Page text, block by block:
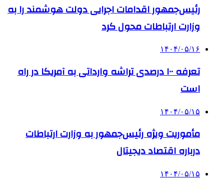
رئیس‌جمهور اقدامات اجرایی دولت هوشمند را به
وزارت ارتباطات محول کرد
۱۴۰۴/۰۵/۱۶
تعرفه ۱۰۰ درصدی تراشه وارداتی به آمریکا در راه
است
۱۴۰۴/۰۵/۱۵
مأموریت ویژه رئیس‌جمهور به وزارت ارتباطات
درباره اقتصاد دیجیتال
۱۴۰۴/۰۵/۱۵